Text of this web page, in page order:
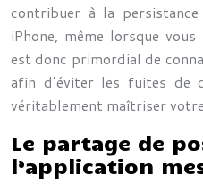
contribuer à la
iPhone, même lorsque
est donc primordial de
afin d’éviter les fuites de
véritablement maîtriser
Le partage de
l’application